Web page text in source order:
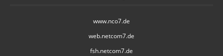
www.nco7.de
web.netcom7.de
fsh.netcom7.de